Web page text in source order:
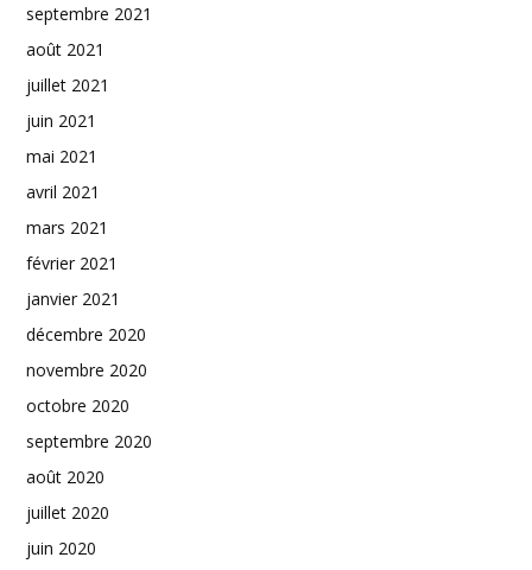
septembre 2021
août 2021
juillet 2021
juin 2021
mai 2021
avril 2021
mars 2021
février 2021
janvier 2021
décembre 2020
novembre 2020
octobre 2020
septembre 2020
août 2020
juillet 2020
juin 2020